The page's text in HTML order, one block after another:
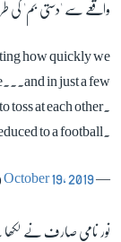
واقعے سے 'دستی بم' کی
how quickly we
in just a few
toss at each other.
to a football.
— Zarrar Khuhro (@ZarrarKhuhro)
October 19, 2019
نور نامی صارف نے لکھا